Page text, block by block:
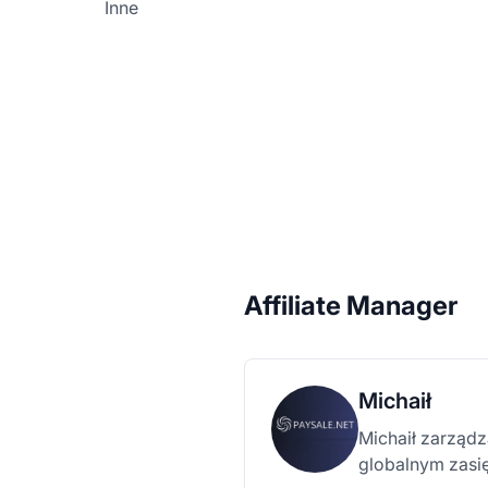
Inne
Affiliate Manager
Michaił
Michaił
globalnym